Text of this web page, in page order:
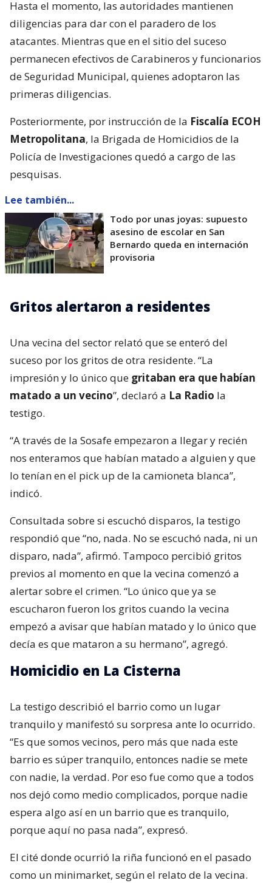
Hasta el momento, las autoridades mantienen
diligencias para dar con el paradero de los
atacantes. Mientras que en el sitio del suceso
permanecen efectivos de Carabineros y funcionarios
de Seguridad Municipal, quienes adoptaron las
primeras diligencias.
Posteriormente, por instrucción de la Fiscalía ECOH
Metropolitana, la Brigada de Homicidios de la
Policía de Investigaciones quedó a cargo de las
pesquisas.
Lee también...
Todo por unas joyas: supuesto
asesino de escolar en San
Bernardo queda en internación
provisoria
Gritos alertaron a residentes
Una vecina del sector relató que se enteró del
suceso por los gritos de otra residente. “La
impresión y lo único que gritaban era que habían
matado a un vecino”, declaró a La Radio la
testigo.
“A través de la Sosafe empezaron a llegar y recién
nos enteramos que habían matado a alguien y que
lo tenían en el pick up de la camioneta blanca”,
indicó.
Consultada sobre si escuchó disparos, la testigo
respondió que “no, nada. No se escuchó nada, ni un
disparo, nada”, afirmó. Tampoco percibió gritos
previos al momento en que la vecina comenzó a
alertar sobre el crimen. “Lo único que ya se
escucharon fueron los gritos cuando la vecina
empezó a avisar que habían matado y lo único que
decía es que mataron a su hermano”, agregó.
Homicidio en La Cisterna
La testigo describió el barrio como un lugar
tranquilo y manifestó su sorpresa ante lo ocurrido.
“Es que somos vecinos, pero más que nada este
barrio es súper tranquilo, entonces nadie se mete
con nadie, la verdad. Por eso fue como que a todos
nos dejó como medio complicados, porque nadie
espera algo así en un barrio que es tranquilo,
porque aquí no pasa nada”, expresó.
El cité donde ocurrió la riña funcionó en el pasado
como un minimarket, según el relato de la vecina.